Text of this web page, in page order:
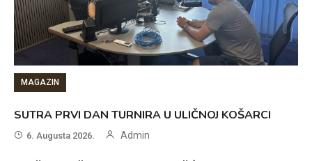
MAGAZIN
SUTRA PRVI DAN TURNIRA U ULIČNOJ KOŠARCI
6. Augusta 2026. Admin